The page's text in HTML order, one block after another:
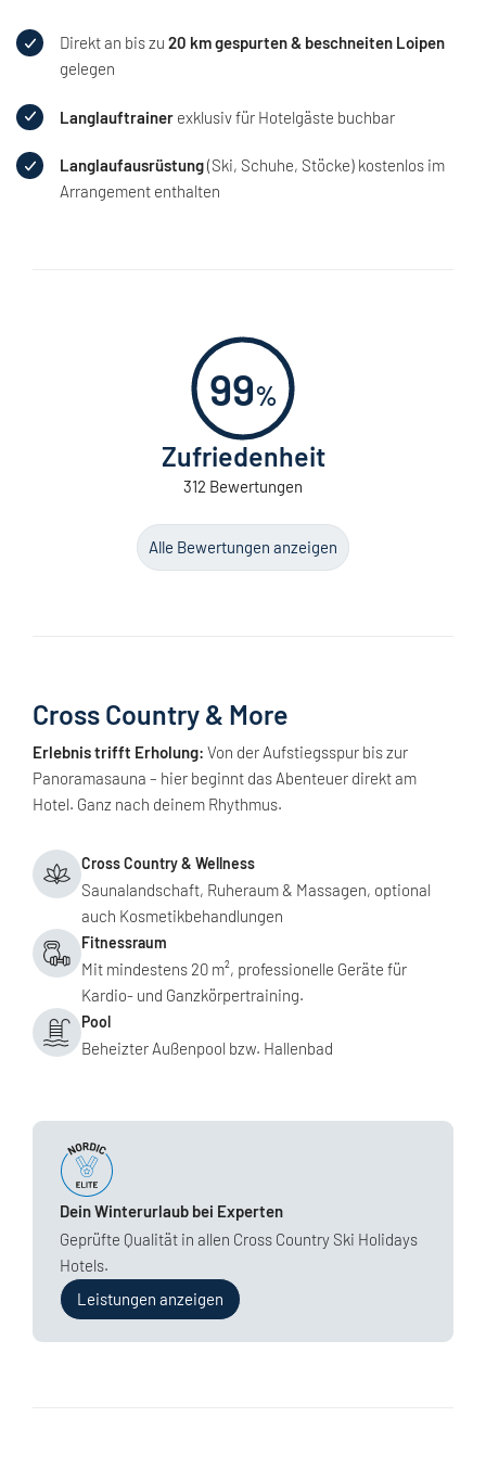
Direkt an bis zu 20 km gespurten & beschneiten Loipen
gelegen
Langlauftrainerexklusiv für Hotelgäste buchbar
Langlaufausrüstung(Ski, Schuhe, Stöcke) kostenlos im
Arrangement enthalten
99%
Zufriedenheit
312 Bewertungen
Alle Bewertungen anzeigen
Cross Country & More
Erlebnis trifft Erholung: Von der Aufstiegsspur bis zur
Panoramasauna – hier beginnt das Abenteuer direkt am
Hotel. Ganz nach deinem Rhythmus.
Cross Country & Wellness
Saunalandschaft, Ruheraum & Massagen, optional
auch Kosmetikbehandlungen
Fitnessraum
Mit mindestens 20 m², professionelle Geräte für
Kardio- und Ganzkörpertraining.
Pool
Beheizter Außenpool bzw. Hallenbad
Dein Winterurlaub bei Experten
Geprüfte Qualität in allen Cross Country Ski Holidays
Hotels.
Leistungen anzeigen